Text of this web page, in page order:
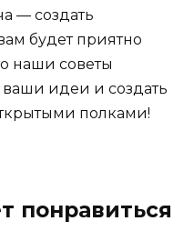
— создать
будет приятно
наши советы
ваши идеи и создать
полками!
понравиться